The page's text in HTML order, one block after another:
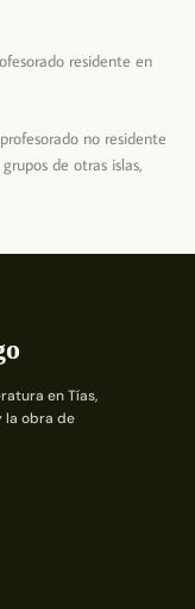
residente en
no residente
de otras islas,
en Tías,
la obra de